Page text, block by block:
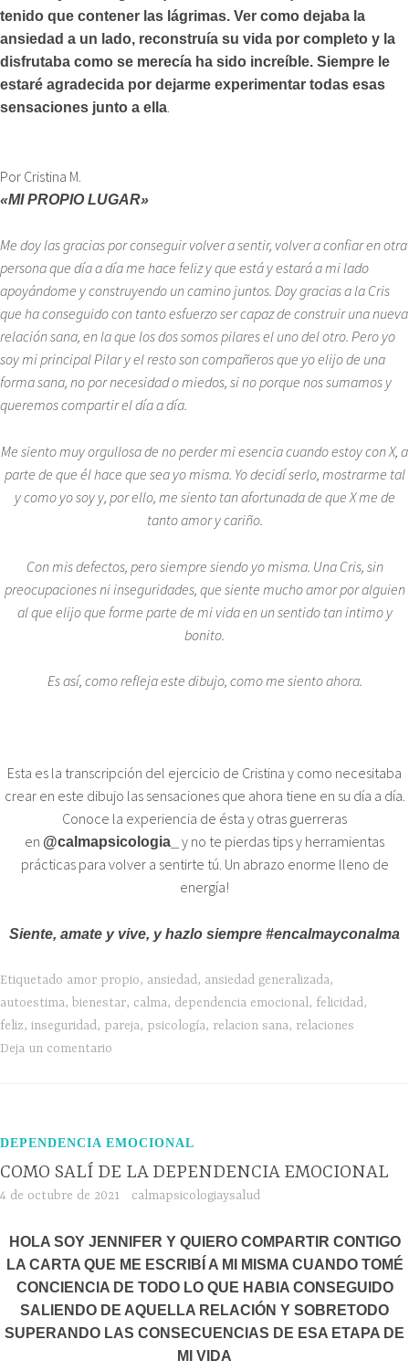
tenido que contener las lágrimas. Ver como dejaba la
ansiedad a un lado, reconstruía su vida por completo y la
disfrutaba como se merecía ha sido increíble. Siempre le
estaré agradecida por dejarme experimentar todas esas
sensaciones junto a ella.
Por Cristina M.
«MI PROPIO LUGAR»
Me doy las gracias por conseguir volver a sentir, volver a confiar en otra
persona que día a día me hace feliz y que está y estará a mi lado
apoyándome y construyendo un camino juntos. Doy gracias a la Cris
que ha conseguido con tanto esfuerzo ser capaz de construir una nueva
relación sana, en la que los dos somos pilares el uno del otro. Pero yo
soy mi principal Pilar y el resto son compañeros que yo elijo de una
forma sana, no por necesidad o miedos, si no porque nos sumamos y
queremos compartir el día a día.
Me siento muy orgullosa de no perder mi esencia cuando estoy con X, a
parte de que él hace que sea yo misma. Yo decidí serlo, mostrarme tal
y como yo soy y, por ello, me siento tan afortunada de que X me de
tanto amor y cariño.
Con mis defectos, pero siempre siendo yo misma. Una Cris, sin
preocupaciones ni inseguridades, que siente mucho amor por alguien
al que elijo que forme parte de mi vida en un sentido tan intimo y
bonito.
Es así, como refleja este dibujo, como me siento ahora.
Esta es la transcripción del ejercicio de Cristina y como necesitaba
crear en este dibujo las sensaciones que ahora tiene en su día a día.
Conoce la experiencia de ésta y otras guerreras
en @calmapsicologia_
y no te pierdas tips y herramientas
prácticas para volver a sentirte tú. Un abrazo enorme lleno de
energía!
Siente, amate y vive, y hazlo siempre #encalmayconalma
Etiquetado amor propio, ansiedad, ansiedad generalizada,
autoestima, bienestar, calma, dependencia emocional, felicidad,
feliz, inseguridad, pareja, psicología, relacion sana, relaciones
Deja un comentario
DEPENDENCIA EMOCIONAL
COMO SALÍ DE LA DEPENDENCIA EMOCIONAL
4 de octubre de 2021 calmapsicologiaysalud
HOLA SOY JENNIFER Y QUIERO COMPARTIR CONTIGO
LA CARTA QUE ME ESCRIBÍ A MI MISMA CUANDO TOMÉ
CONCIENCIA DE TODO LO QUE HABIA CONSEGUIDO
SALIENDO DE AQUELLA RELACIÓN Y SOBRETODO
SUPERANDO LAS CONSECUENCIAS DE ESA ETAPA DE
MI VIDA